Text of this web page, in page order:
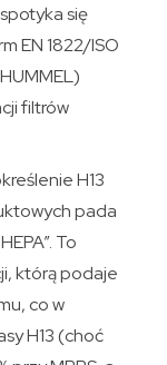
się
EN 1822/ISO
filtrów
H13
pada
To
którą podaje
co w
H13 (choć